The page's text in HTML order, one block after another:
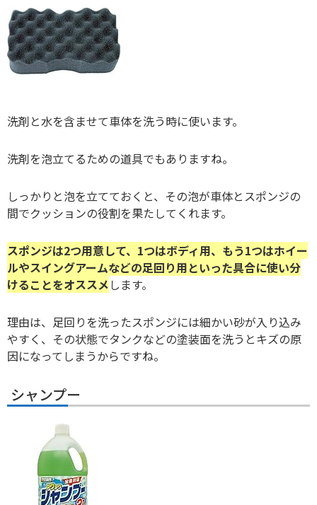
洗剤と水を含ませて車体を洗う時に使います。
洗剤を泡立てるための道具でもありますね。
しっかりと泡を立てておくと、その泡が車体とスポンジの
間でクッションの役割を果たしてくれます。
スポンジは2つ用意して、1つはボディ用、もう1つはホイー
ルやスイングアームなどの足回り用といった具合に使い分
けることをオススメします。
理由は、足回りを洗ったスポンジには細かい砂が入り込み
やすく、その状態でタンクなどの塗装面を洗うとキズの原
因になってしまうからですね。
シャンプー